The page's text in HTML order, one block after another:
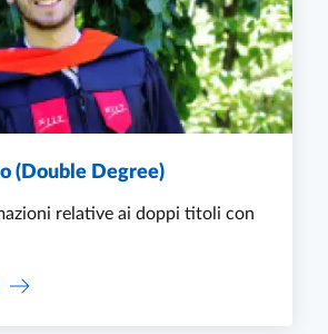
(Double Degree)
relative ai doppi titoli con
DOPPIO TITOLO (DOUBLE DEGREE)